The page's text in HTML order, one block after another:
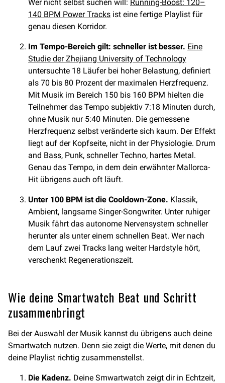
Wer nicht selbst suchen will: Running-Boost: 120–
140 BPM Power Tracks ist eine fertige Playlist für
genau diesen Korridor.
Im Tempo-Bereich gilt: schneller ist besser. Eine
Studie der Zhejiang University of Technology
untersuchte 18 Läufer bei hoher Belastung, definiert
als 70 bis 80 Prozent der maximalen Herzfrequenz.
Mit Musik im Bereich 150 bis 160 BPM hielten die
Teilnehmer das Tempo subjektiv 7:18 Minuten durch,
ohne Musik nur 5:40 Minuten. Die gemessene
Herzfrequenz selbst veränderte sich kaum. Der Effekt
liegt auf der Kopfseite, nicht in der Physiologie. Drum
and Bass, Punk, schneller Techno, hartes Metal.
Genau das Tempo, in dem dein erwähnter Mallorca-
Hit übrigens auch oft läuft.
Unter 100 BPM ist die Cooldown-Zone. Klassik,
Ambient, langsame Singer-Songwriter. Unter ruhiger
Musik fährt das autonome Nervensystem schneller
herunter als unter einem schnellen Beat. Wer nach
dem Lauf zwei Tracks lang weiter Hardstyle hört,
verschenkt Regenerationszeit.
Wie deine Smartwatch Beat und Schritt
zusammenbringt
Bei der Auswahl der Musik kannst du übrigens auch deine
Smartwatch nutzen. Denn sie zeigt die Werte, mit denen du
deine Playlist richtig zusammenstellst.
Die Kadenz. Deine Smwartwatch zeigt dir in Echtzeit,